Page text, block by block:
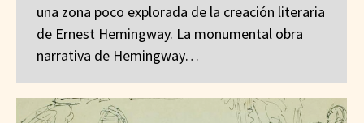
una zona poco explorada de la creación literaria
de Ernest Hemingway. La monumental obra
narrativa de Hemingway…